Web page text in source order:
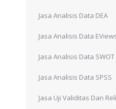
Jasa Analisis Data DEA
Jasa Analisis Data
Jasa Analisis Data SWOT
Jasa Analisis Data SPSS
Jasa Uji Validitas Dan